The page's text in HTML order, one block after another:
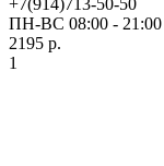
+7(914)713-50-50
ПН-ВС 08:00 - 21:00
2195 р.
1